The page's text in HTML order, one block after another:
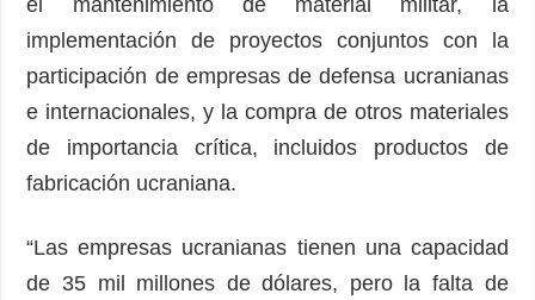
implementación de proyectos conjuntos con la
participación de empresas de defensa ucranianas
e internacionales, y la compra de otros materiales
de importancia crítica, incluidos productos de
fabricación ucraniana.
“Las empresas ucranianas tienen una capacidad
de 35 mil millones de dólares, pero la falta de